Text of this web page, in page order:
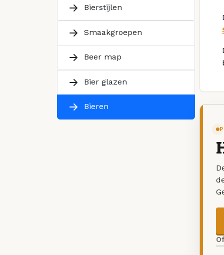
Bierstijlen
Smaakgroepen
Beer map
Bier glazen
Bieren